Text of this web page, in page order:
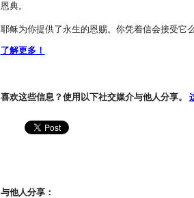
恩典。
耶稣为你提供了永生的恩赐。你凭着信会接受它
了解更多！
喜欢这些信息？使用以下社交媒介与他人分享。
与他人分享：